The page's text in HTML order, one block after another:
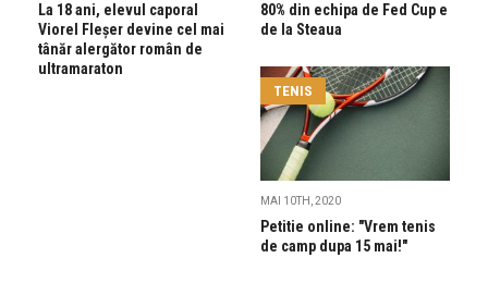
La 18 ani, elevul caporal
Viorel Fleșer devine cel mai
tânăr alergător român de
ultramaraton
80% din echipa de Fed Cup e
de la Steaua
TENIS
MAI 10TH, 2020
Petitie online: "Vrem tenis
de camp dupa 15 mai!"